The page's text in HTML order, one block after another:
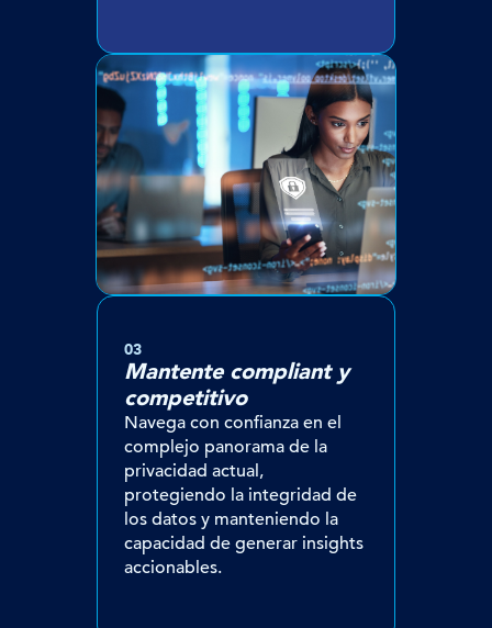
03
Mantente compliant y
competitivo
Navega con confianza en el
complejo panorama de la
privacidad actual,
protegiendo la integridad de
los datos y manteniendo la
capacidad de generar insights
accionables.